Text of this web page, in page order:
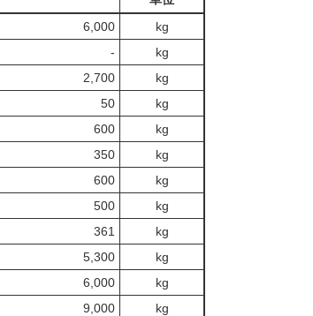
6,000
kg
‐
kg
2,700
kg
50
kg
600
kg
350
kg
600
kg
500
kg
361
kg
5,300
kg
6,000
kg
9,000
kg